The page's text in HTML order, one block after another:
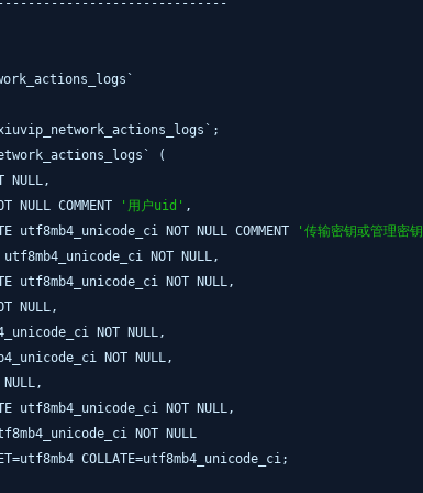
(
NULL,
COMMENT
'用户uid' ,
NOT NULL COMMENT
'传输密钥或管理密
NOT NULL,
utf8mb4_unicode_ci NOT NULL,
NULL,
NOT NULL,
NOT NULL,
utf8mb4_unicode_ci NOT NULL,
NOT NULL
COLLATE=utf8mb4_unicode_ci;